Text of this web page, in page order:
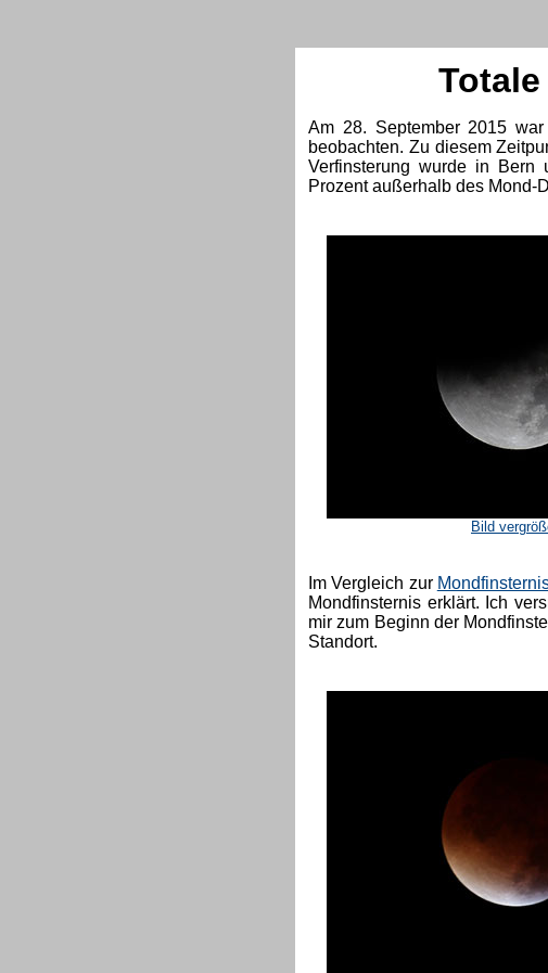
Totale
Am 28. September 2015
beobachten. Zu diesem
Verfinsterung wurde in Bern
Prozent außerhalb des Mond-
Bild
Im Vergleich zur
Mondfinsternis erklärt. Ich
mir zum Beginn der
Standort.